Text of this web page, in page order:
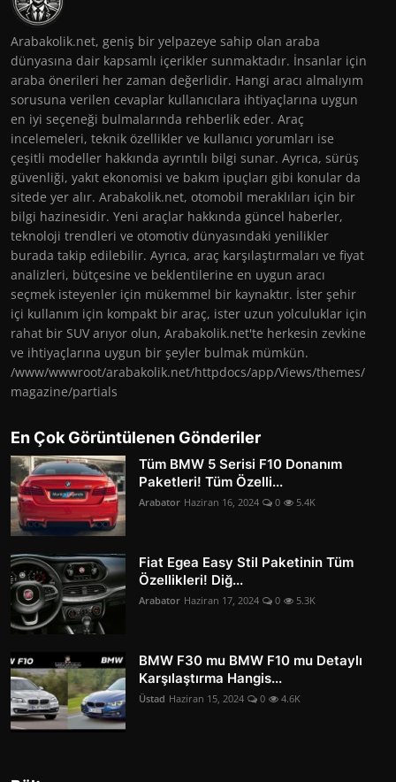
Arabakolik.net, geniş bir yelpazeye sahip olan araba
dünyasına dair kapsamlı içerikler sunmaktadır. İnsanlar için
araba önerileri her zaman değerlidir. Hangi aracı almalıyım
sorusuna verilen cevaplar kullanıcılara ihtiyaçlarına uygun
en iyi seçeneği bulmalarında rehberlik eder. Araç
incelemeleri, teknik özellikler ve kullanıcı yorumları ise
çeşitli modeller hakkında ayrıntılı bilgi sunar. Ayrıca, sürüş
güvenliği, yakıt ekonomisi ve bakım ipuçları gibi konular da
sitede yer alır. Arabakolik.net, otomobil meraklıları için bir
bilgi hazinesidir. Yeni araçlar hakkında güncel haberler,
teknoloji trendleri ve otomotiv dünyasındaki yenilikler
burada takip edilebilir. Ayrıca, araç karşılaştırmaları ve fiyat
analizleri, bütçesine ve beklentilerine en uygun aracı
seçmek isteyenler için mükemmel bir kaynaktır. İster şehir
içi kullanım için kompakt bir araç, ister uzun yolculuklar için
rahat bir SUV arıyor olun, Arabakolik.net'te herkesin zevkine
ve ihtiyaçlarına uygun bir şeyler bulmak mümkün.
/www/wwwroot/arabakolik.net/httpdocs/app/Views/themes/
magazine/partials
En Çok Görüntülenen Gönderiler
Tüm BMW 5 Serisi F10 Donanım
Paketleri! Tüm Özelli...
Arabator Haziran 16, 2024 0 5.4K
Fiat Egea Easy Stil Paketinin Tüm
Özellikleri! Diğ...
Arabator Haziran 17, 2024 0 5.3K
BMW F30 mu BMW F10 mu Detaylı
Karşılaştırma Hangis...
Üstad Haziran 15, 2024 0 4.6K